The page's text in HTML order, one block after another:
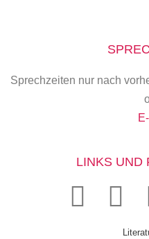
Sprechzeiten nur nach
LINKS UND